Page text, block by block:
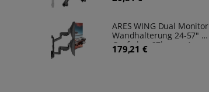
(Die smarte Lösung für
Löcher: Sicherer Halt für
jedes Setup.)
ARES WING Dual Monitor
Wandhalterung 24-57" –
Gasfeder, 27kg pro Arm,
VESA 75/100 (Premium
179,21 €